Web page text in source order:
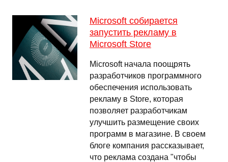
Microsoft собирается
запустить рекламу в
Microsoft Store
Microsoft начала поощрять
разработчиков программного
обеспечения использовать
рекламу в Store, которая
позволяет разработчикам
улучшить размещение своих
программ в магазине. В своем
блоге компания рассказывает,
что реклама создана "чтобы